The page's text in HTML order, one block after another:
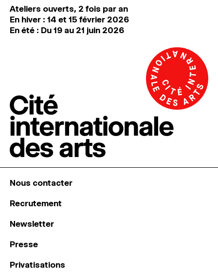
Ateliers ouverts, 2 fois par an
En hiver : 14 et 15 février 2026
En été : Du 19 au 21 juin 2026
Nous contacter
Recrutement
Newsletter
Presse
Privatisations